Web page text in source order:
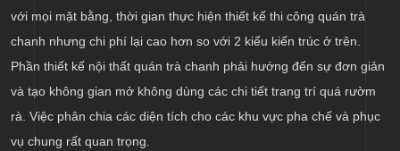
với mọi mặt bằng, thời gian thực hiện thiết kế thi công quán trà
chanh nhưng chi phí lại cao hơn so với 2 kiểu kiến trúc ở trên.
Phần thiết kế nội thất quán trà chanh phải hướng đến sự đơn giản
và tạo không gian mở không dùng các chi tiết trang trí quá rườm
rà. Việc phân chia các diện tích cho các khu vực pha chế và phục
vụ chung rất quan trọng.